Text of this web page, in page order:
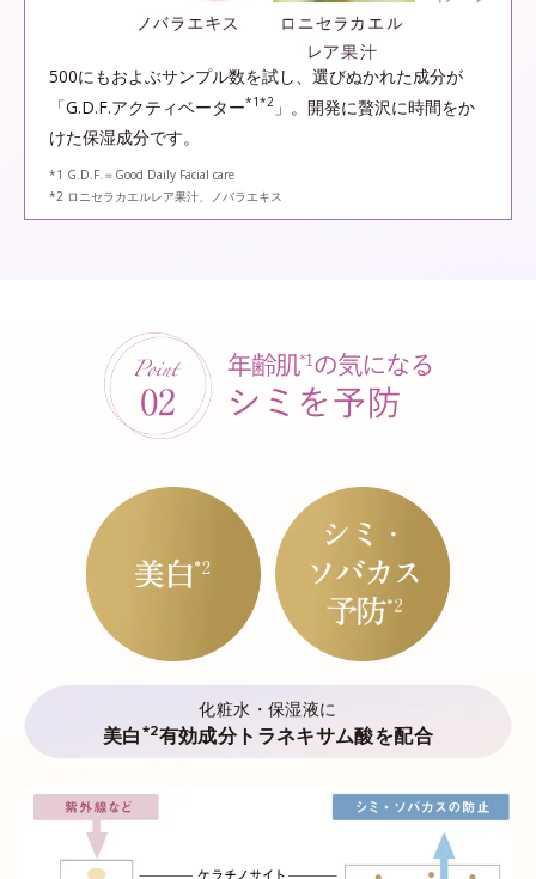
500にもおよぶサンプル数を試し、選びぬかれた成分が
「G.D.F.アクティベーター*1*2 」。開発に贅沢に時間をか
けた保湿成分です。
*1 G.D.F.＝Good Daily Facial care
*2 ロニセラカエルレア果汁、ノバラエキス
化粧水・保湿液に
美白 *2有効成分トラネキサム酸を配合